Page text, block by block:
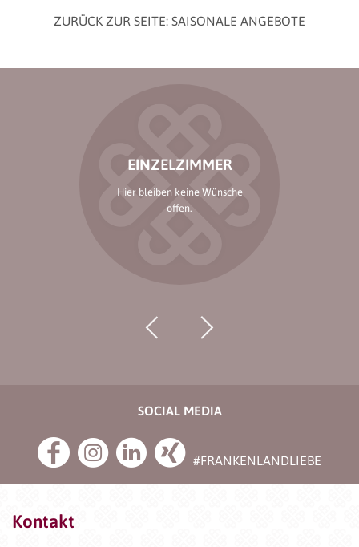
ZURÜCK ZUR SEITE: SAISONALE ANGEBOTE
EINZELZIMMER
Hier bleiben keine Wünsche
offen.
SOCIAL MEDIA
#FRANKENLANDLIEBE
Kontakt